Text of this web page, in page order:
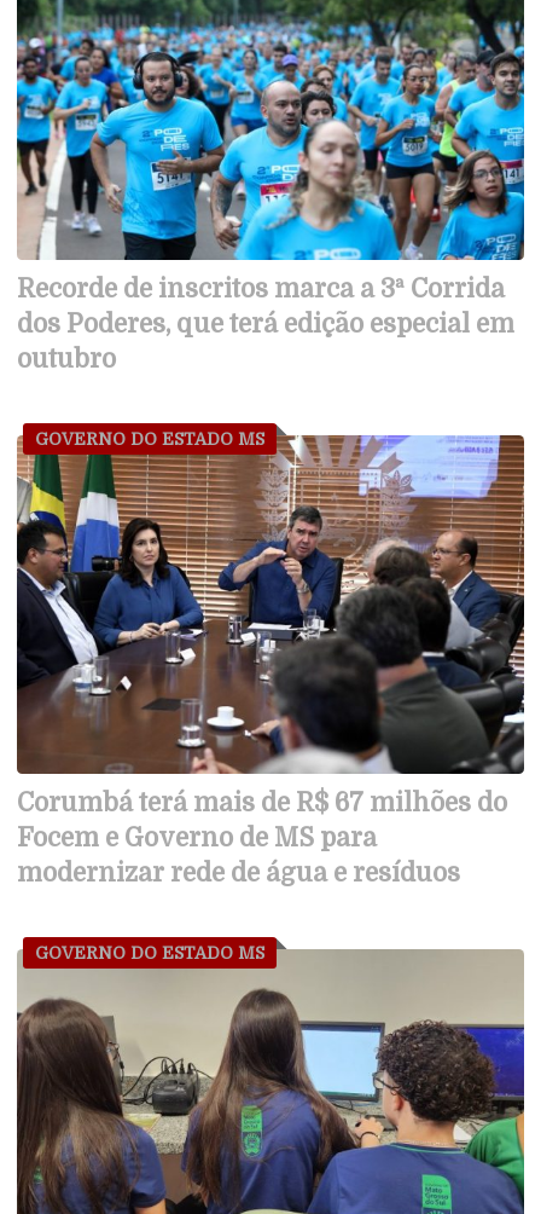
Recorde de inscritos marca a 3ª Corrida
dos Poderes, que terá edição especial em
outubro
GOVERNO DO ESTADO MS
Corumbá terá mais de R$ 67 milhões do
Focem e Governo de MS para
modernizar rede de água e resíduos
GOVERNO DO ESTADO MS